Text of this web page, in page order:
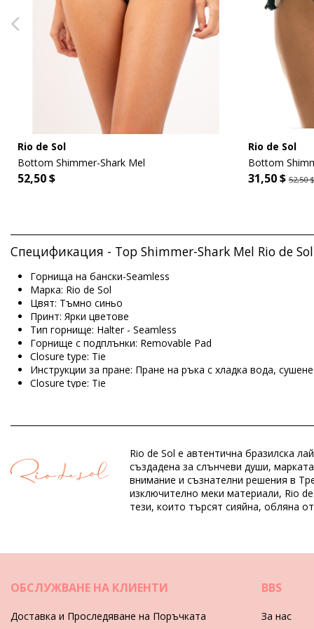
Rio de Sol
Bottom Shimmer-Shark Mel
52,50 $
Rio de Sol
Bottom
31,50 $52,50 $
Спецификация - Top Shimmer-Shark Mel Rio de Sol
Горнища на бански-Seamless
Марка: Rio de Sol
Цвят: Тъмно синьо
Принт: Ярки цветове
Тип горнище: Halter - Seamless
Горнище с подплънки: Removable Pad
Closure type: Tie
Инструкции за пране: Пране на ръка с хладка вода,
Closure type: Tie
Състав: 84% Nylon, 16% Spandex (LYCRA) - OEKO-TEX -
Подплата: 84% Polyamide, 16% Elastane - Oeko-Tex
UV Protection: UPF 50+
HS CODE: 6112.41.0010
EAN: XS (7899810462398), S (7899810462404), M
Тегло: 55g / 0.12lb / 1.94oz
Ретуширани снимки
Rio de Sol е автентична бразилска
създадена за слънчеви души,
внимание и съзнателни решения в
изключително меки материали, Rio
тези, които търсят сияйна, обляна
ОБСЛУЖВАНЕ НА КЛИЕНТИ
Доставка и Проследяване на Поръчката
BBS
За нас